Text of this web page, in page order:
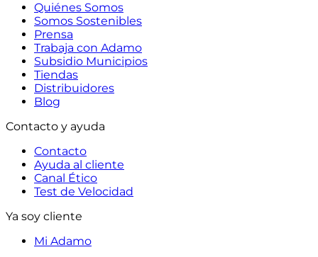
Quiénes Somos
Somos Sostenibles
Prensa
Trabaja con Adamo
Subsidio Municipios
Tiendas
Distribuidores
Blog
Contacto y ayuda
Contacto
Ayuda al cliente
Canal Ético
Test de Velocidad
Ya soy cliente
Mi Adamo